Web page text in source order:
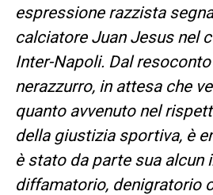
espressione razzista
calciatore Juan Jesus nel
Inter-Napoli. Dal
nerazzurro, in attesa che
quanto avvenuto nel
della giustizia sportiva, è
è stato da parte sua alcun
diffamatorio, denigratorio